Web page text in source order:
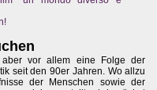
aber vor allem eine Folge der
seit den 90er Jahren. Wo allzu
der Menschen sowie der